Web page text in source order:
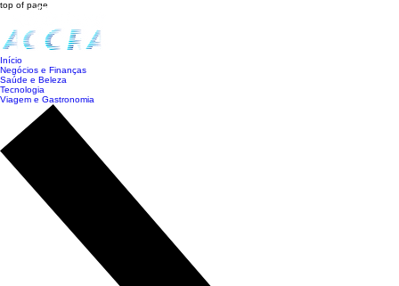
top of page
Início
Negócios e Finanças
Saúde e Beleza
Tecnologia
Viagem e Gastronomia